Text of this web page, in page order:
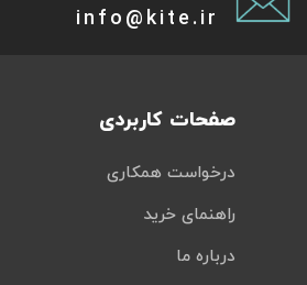
info@kite.ir
صفحات کاربردی
درخواست همکاری
راهنمای خرید
درباره ما